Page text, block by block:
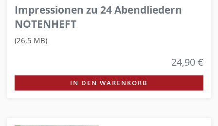
Impressionen zu 24 Abendliedern
NOTENHEFT
(26,5 MB)
24,90 €
IN DEN WARENKORB